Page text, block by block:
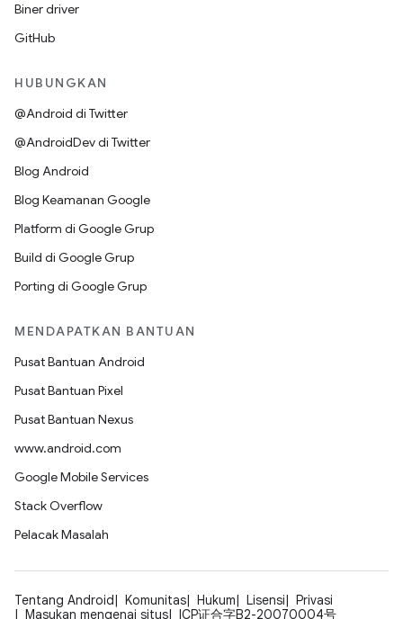
Biner driver
GitHub
HUBUNGKAN
@Android di Twitter
@AndroidDev di Twitter
Blog Android
Blog Keamanan Google
Platform di Google Grup
Build di Google Grup
Porting di Google Grup
MENDAPATKAN BANTUAN
Pusat Bantuan Android
Pusat Bantuan Pixel
Pusat Bantuan Nexus
www.android.com
Google Mobile Services
Stack Overflow
Pelacak Masalah
Tentang Android Komunitas Hukum Lisensi
Privasi
Masukan mengenai situs
ICP证合字B2-20070004号